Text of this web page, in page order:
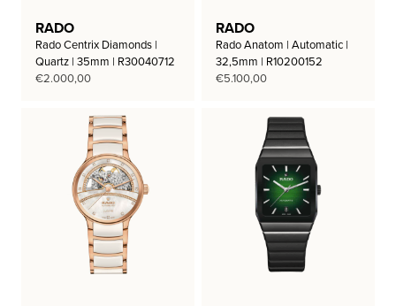
RADO
Rado Centrix Diamonds |
Quartz | 35mm | R30040712
€2.000,00
RADO
Rado Anatom | Automatic |
32,5mm | R10200152
€5.100,00